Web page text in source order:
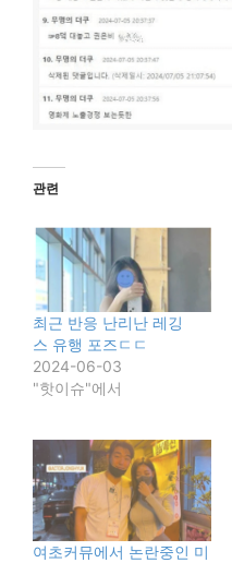
관련
최근 반응 난리난 레깅
스 유행 포즈ㄷㄷ
2024-06-03
"핫이슈"에서
여초커뮤에서 논란중인 미